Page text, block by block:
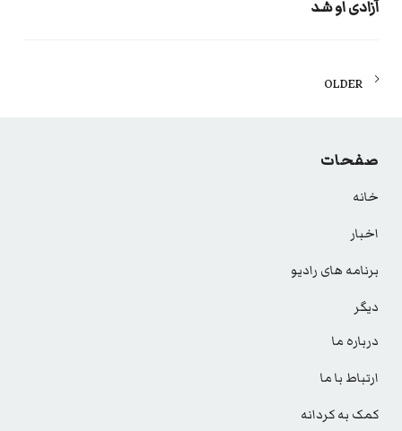
آزادی او شد
Posts
OLDER
صفحات
خانه
اخبار
برنامه های رادیو
دیگر
درباره ما
ارتباط با ما
کمک به کردانه